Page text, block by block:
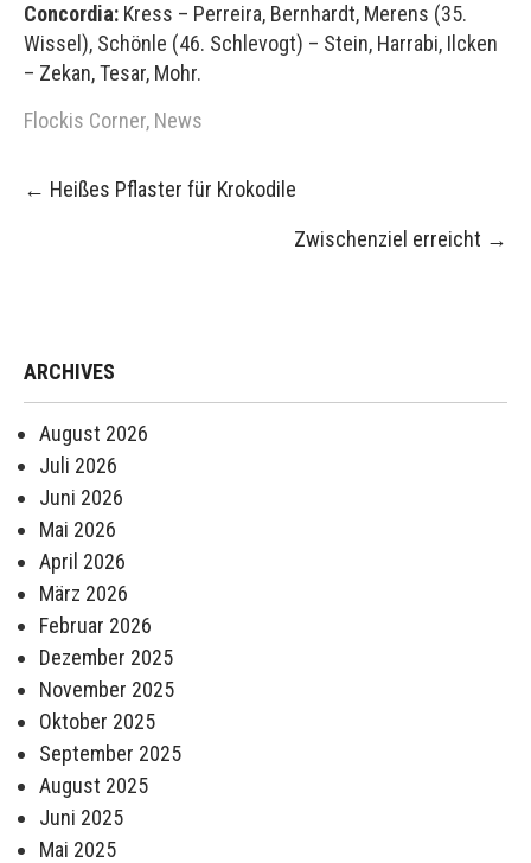
Concordia: Kress – Perreira, Bernhardt, Merens (35.
Wissel), Schönle (46. Schlevogt) – Stein, Harrabi, Ilcken
– Zekan, Tesar, Mohr.
Flockis Corner, News
Post
← Heißes Pflaster für Krokodile
Zwischenziel erreicht →
ARCHIVES
August 2026
Juli 2026
Juni 2026
Mai 2026
April 2026
März 2026
Februar 2026
Dezember 2025
November 2025
Oktober 2025
September 2025
August 2025
Juni 2025
Mai 2025